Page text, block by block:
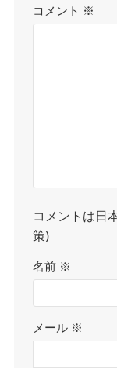
コメント ※
コメントは日
策)
名前 ※
メール ※